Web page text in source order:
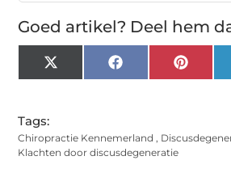
Goed artikel? Deel hem
X
(Twitter)
Facebook
Tags:
Chiropractie Kennemerland
Klachten door discusdegeneratie